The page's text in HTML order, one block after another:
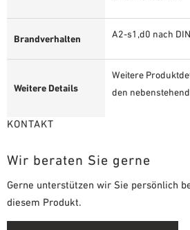
Brandverhalten A2-s1,d0 nach
Weitere Details
Weitere
den
KONTAKT
Wir beraten Sie gerne
Gerne unterstützen wir Sie persönlich
diesem Produkt.